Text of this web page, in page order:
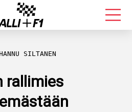
SILTANEN
rallimies